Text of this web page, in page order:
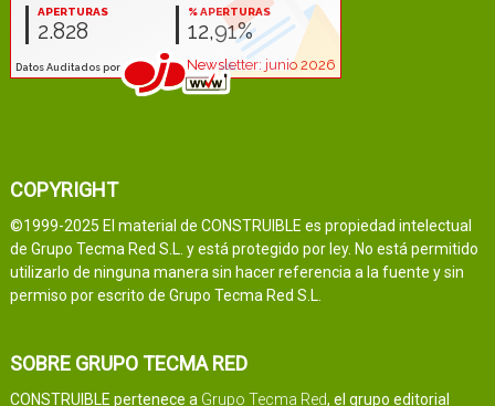
COPYRIGHT
©1999-2025 El material de CONSTRUIBLE es propiedad intelectual
de Grupo Tecma Red S.L. y está protegido por ley. No está permitido
utilizarlo de ninguna manera sin hacer referencia a la fuente y sin
permiso por escrito de Grupo Tecma Red S.L.
SOBRE GRUPO TECMA RED
CONSTRUIBLE pertenece a Grupo Tecma Red, el grupo editorial